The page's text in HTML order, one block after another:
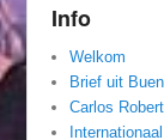
Info
Welkom
Brief uit
Carlos